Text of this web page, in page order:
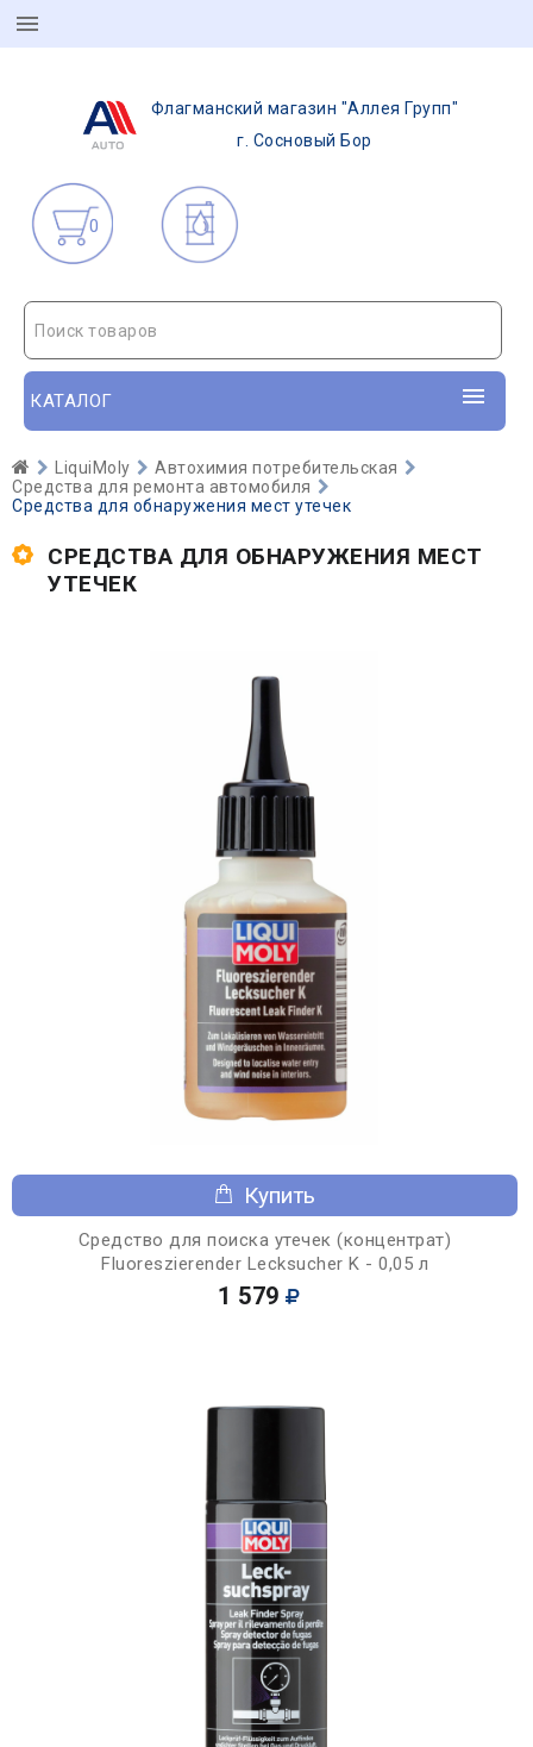
Флагманский магазин "Аллея Групп"
г. Сосновый Бор
0
Поиск товаров
КАТАЛОГ
LiquiMoly
Автохимия потребительская
Средства для ремонта автомобиля
Средства для обнаружения мест утечек
СРЕДСТВА ДЛЯ ОБНАРУЖЕНИЯ МЕСТ
УТЕЧЕК
Купить
Средство для поиска утечек (концентрат)
Fluoreszierender Lecksucher K - 0,05 л
1 579